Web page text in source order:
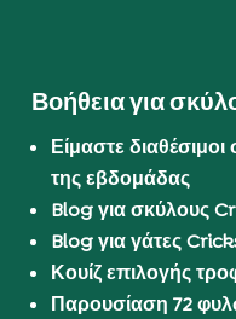
Βοήθεια για
Είμαστε
της εβδομάδας
Blog για σκύλους
Blog για γάτες
Κουίζ επιλογής
Παρουσίαση 72